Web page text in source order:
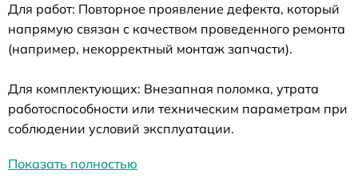
Для работ: Повторное проявление дефекта, который
напрямую связан с качеством проведенного ремонта
(например, некорректный монтаж запчасти).
Для комплектующих: Внезапная поломка, утрата
работоспособности или техническим параметрам при
соблюдении условий эксплуатации.
Показать полностью